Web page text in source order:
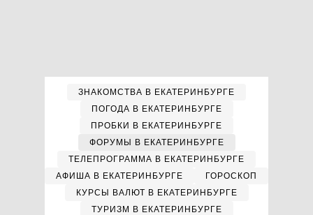
ЗНАКОМСТВА В ЕКАТЕРИНБУРГЕ
ПОГОДА В ЕКАТЕРИНБУРГЕ
ПРОБКИ В ЕКАТЕРИНБУРГЕ
ФОРУМЫ В ЕКАТЕРИНБУРГЕ
ТЕЛЕПРОГРАММА В ЕКАТЕРИНБУРГЕ
АФИША В ЕКАТЕРИНБУРГЕ
ГОРОСКОП
КУРСЫ ВАЛЮТ В ЕКАТЕРИНБУРГЕ
ТУРИЗМ В ЕКАТЕРИНБУРГЕ